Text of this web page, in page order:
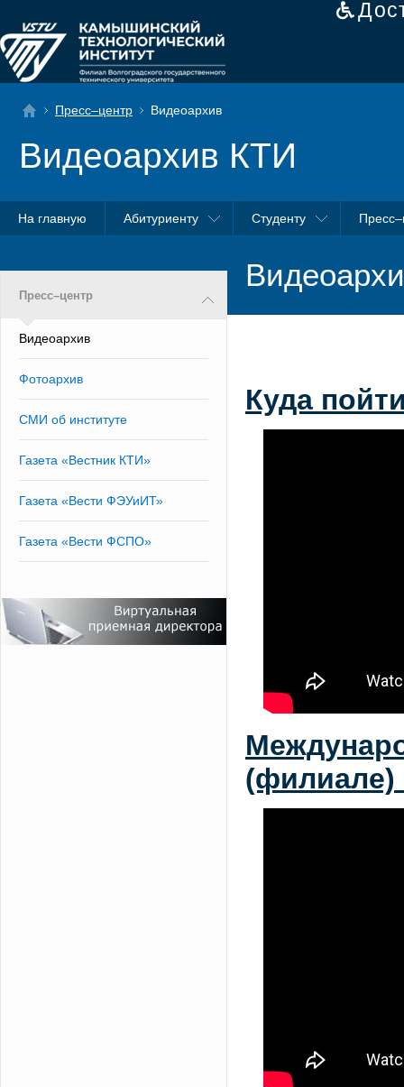
Пресс–центр Видеоархив
Видеоархив КТИ
На главную Абитуриенту Студенту
Пресс–центр
Видеоархив
Фотоархив
СМИ об институте
Газета «Вестник КТИ»
Газета «Вести ФЭУиИТ»
Газета «Вести ФСПО»
Куда
(филиале)